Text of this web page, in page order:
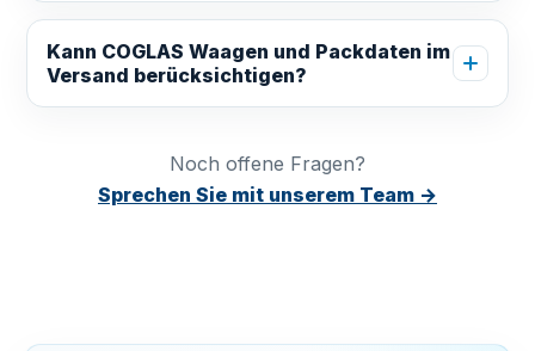
Kann COGLAS Waagen und Packdaten im
Versand berücksichtigen?
Noch offene Fragen?
Sprechen Sie mit unserem Team →